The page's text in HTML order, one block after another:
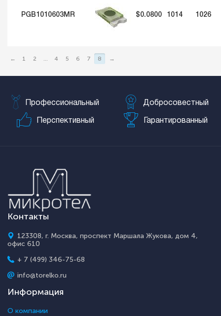
PGB1010603MR $0.0800 1014 1026
← 1 2 ... 4 5 6 7 8 →
Профессиональный Добросовестный
Перспективный Гарантированный
Контакты
123308, г. Москва, проспект Маршала Жукова, дом 4,
офис 610
+ 7 (499) 346-75-68
info@torelko.ru
Информация
О компании